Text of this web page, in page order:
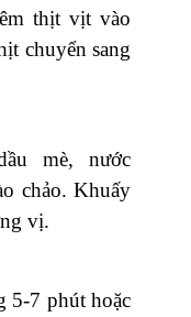
thịt vịt vào
chuyển sang
mè, nước
chảo. Khuấy
vị.
5-7 phút hoặc